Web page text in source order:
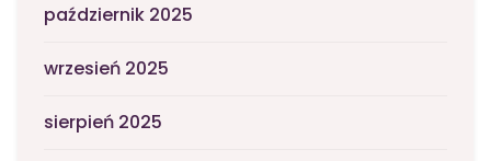
październik 2025
wrzesień 2025
sierpień 2025